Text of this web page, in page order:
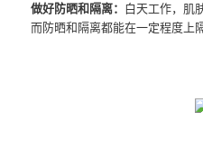
做好防晒和隔离： 白天工作，肌
而防晒和隔离都能在一定程度上